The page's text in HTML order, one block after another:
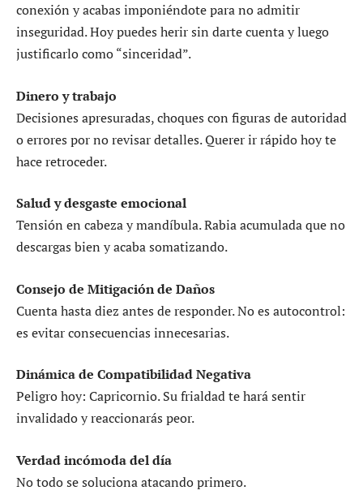
conexión y acabas imponiéndote para no admitir
inseguridad. Hoy puedes herir sin darte cuenta y luego
justificarlo como “sinceridad”.
Dinero y trabajo
Decisiones apresuradas, choques con figuras de autoridad
o errores por no revisar detalles. Querer ir rápido hoy te
hace retroceder.
Salud y desgaste emocional
Tensión en cabeza y mandíbula. Rabia acumulada que no
descargas bien y acaba somatizando.
Consejo de Mitigación de Daños
Cuenta hasta diez antes de responder. No es autocontrol:
es evitar consecuencias innecesarias.
Dinámica de Compatibilidad Negativa
Peligro hoy: Capricornio. Su frialdad te hará sentir
invalidado y reaccionarás peor.
Verdad incómoda del día
No todo se soluciona atacando primero.